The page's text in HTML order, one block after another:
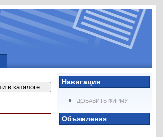
Навигация
ДОБАВИТЬ ФИРМУ
Объявления